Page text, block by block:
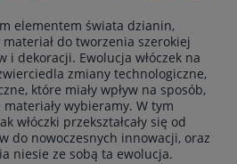
elementem świata dzianin,
do tworzenia szerokiej
i dekoracji. Ewolucja włóczek na
zmiany technologiczne,
które miały wpływ na sposób,
wybieramy. W tym
włóczki przekształcały się od
do nowoczesnych innowacji, oraz
niesie ze sobą ta ewolucja.